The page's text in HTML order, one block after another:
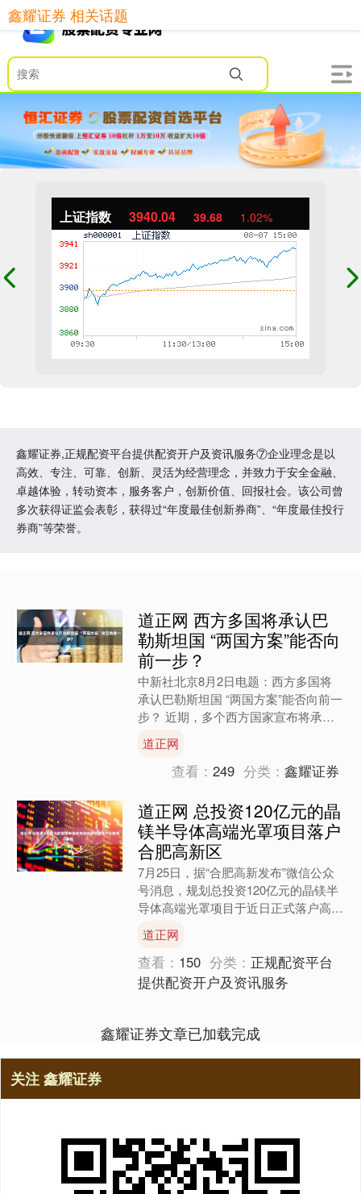
上证指数 3940.04 39.68 1.02%
鑫耀证券,正规配资平台提供配资开户及资讯服务⑦企业理念是以
高效、专注、可靠、创新、灵活为经营理念，并致力于安全金融、
卓越体验，转动资本，服务客户，创新价值、回报社会。该公司曾
多次获得证监会表彰，获得过“年度最佳创新券商”、“年度最佳投行
券商”等荣誉。
鑫耀证券 相关话题
道正网 西方多国将承认巴
勒斯坦国 “两国方案”能否向
前一步？
中新社北京8月2日电题：西方多国将
承认巴勒斯坦国 “两国方案”能否向前一
步？ 近期，多个西方国家宣布将承认
巴勒斯坦国。继法国总统马克龙7月24
日宣布法国将在9月....
道正网
查看：249 分类：鑫耀证券
道正网 总投资120亿元的晶
镁半导体高端光罩项目落户
合肥高新区
7月25日，据“合肥高新发布”微信公众
号消息，规划总投资120亿元的晶镁半
导体高端光罩项目于近日正式落户高新
区。该项目主要从事28nm及以上半导
体光罩的研发、生....
道正网
查看： 150 分类： 正规配资平台
提供配资开户及资讯服务
鑫耀证券文章已加载完成
关注 鑫耀证券